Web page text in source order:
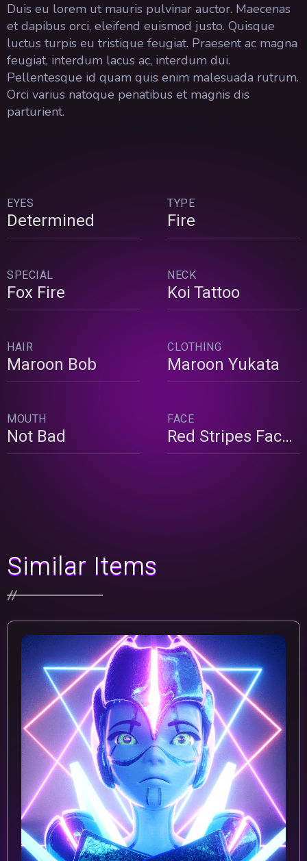
Duis eu lorem ut mauris pulvinar auctor. Maecenas
et dapibus orci, eleifend euismod justo. Quisque
luctus turpis eu tristique feugiat. Praesent ac magna
feugiat, interdum lacus ac, interdum dui.
Pellentesque id quam quis enim malesuada rutrum.
Orci varius natoque penatibus et magnis dis
parturient.
EYES
Determined
TYPE
Fire
SPECIAL
Fox Fire
NECK
Koi Tattoo
HAIR
Maroon Bob
CLOTHING
Maroon Yukata
MOUTH
Not Bad
FACE
Red Stripes Face Paint
Similar Items